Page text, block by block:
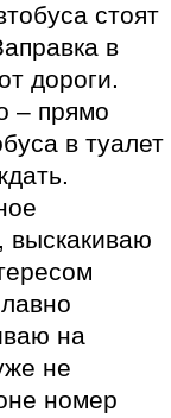
стоят
в
дороги.
– прямо
в туалет
выскакиваю
на
не
номер